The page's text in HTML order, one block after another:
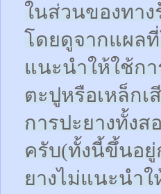
ในส่วนของทา
โดยดูจากแผล
แนะนำให้ใช้ก
ตะปูหรือเหล็ก
การปะยางทั้ง
ครับ(ทั้งนี้ขึ้นอ
ยางไม่แนะนำ